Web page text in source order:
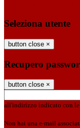
Seleziona utente
button close ×
Recupero
button close ×
all'indirizzo indicato con le
Non hai una e-mail